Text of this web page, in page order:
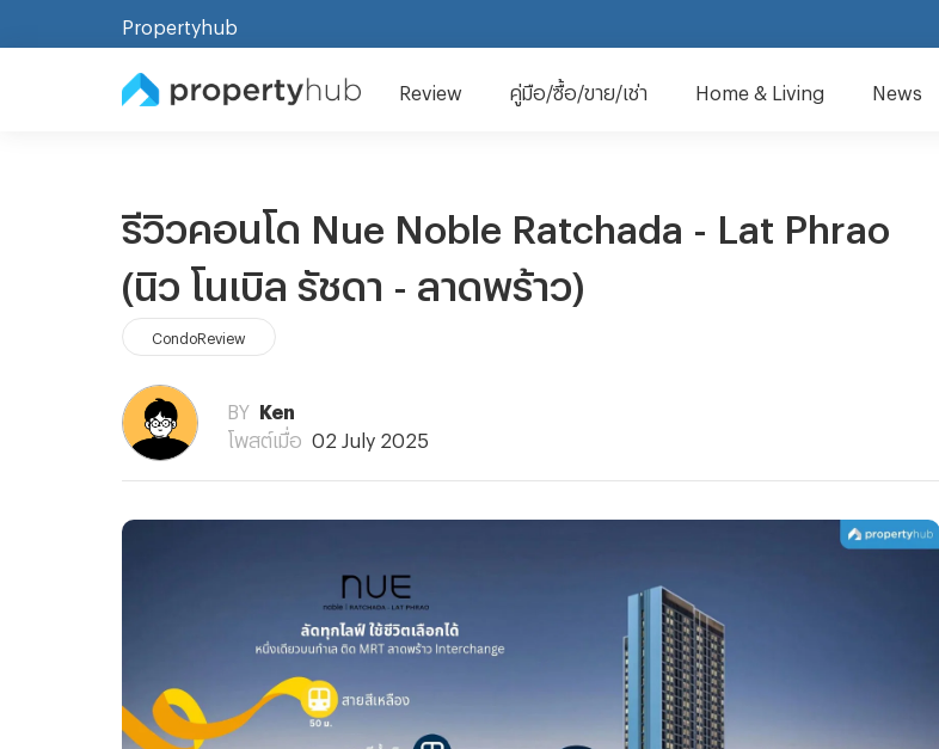
Propertyhub
Review คู่มือ/ซื้อ/ขาย/เช่า Home & Living News
รีวิวคอนโด Nue Noble Ratchada - Lat Phrao
(นิว โนเบิล รัชดา - ลาดพร้าว)
CondoReview
BY
Ken
โพสต์เมื่อ
02 July 2025